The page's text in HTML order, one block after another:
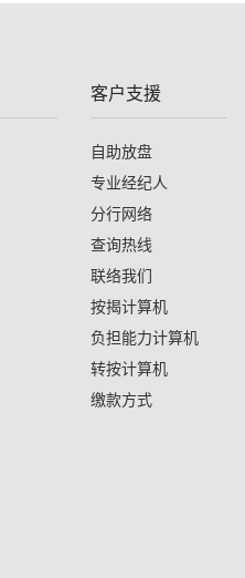
客户支援
自助放盘
专业经纪人
分行网络
查询热线
联络我们
按揭计算机
负担能力计算机
转按计算机
缴款方式